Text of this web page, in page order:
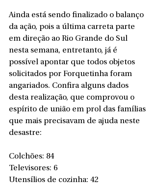
Ainda está sendo finalizado o balanço
da ação, pois a última carreta parte
em direção ao Rio Grande do Sul
nesta semana, entretanto, já é
possível apontar que todos objetos
solicitados por Forquetinha foram
angariados. Confira alguns dados
desta realização, que comprovou o
espírito de união em prol das famílias
que mais precisavam de ajuda neste
desastre:
Colchões: 84
Televisores: 6
Utensílios de cozinha: 42